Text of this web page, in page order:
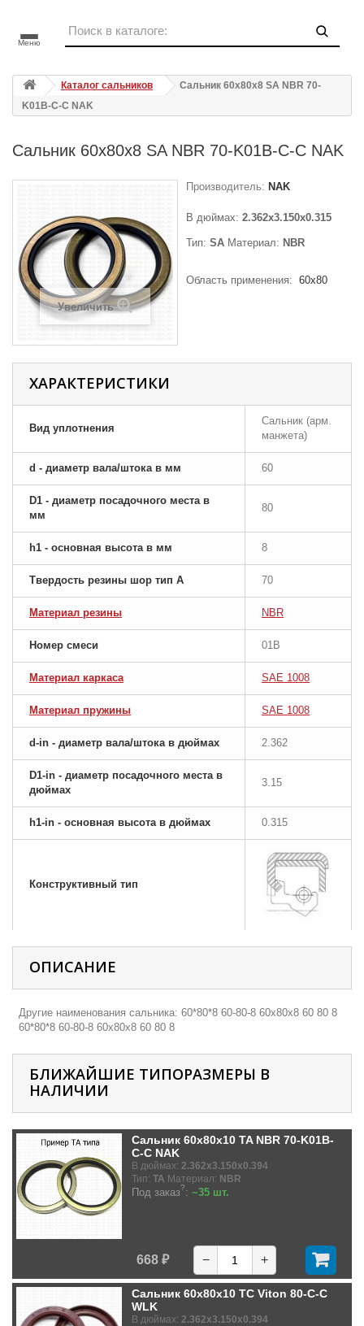
Меню
Каталог сальников
Сальник 60x80x8 SA NBR 70-
K01B-C-C NAK
Сальник 60x80x8 SA NBR 70-K01B-C-C NAK
Увеличить
Производитель: NAK
В дюймах: 2.362x3.150x0.315
Тип: SA Материал: NBR
Область применения: 60x80
ХАРАКТЕРИСТИКИ
Вид уплотнения
Сальник (арм.
манжета)
d - диаметр вала/штока в мм 60
D1 - диаметр посадочного места в
мм
80
h1 - основная высота в мм 8
Твердость резины шор тип A 70
Материал резины NBR
Номер смеси 01B
Материал каркаса SAE 1008
Материал пружины SAE 1008
d-in - диаметр вала/штока в дюймах 2.362
D1-in - диаметр посадочного места в
дюймах
3.15
h1-in - основная высота в дюймах 0.315
Конструктивный тип
ОПИСАНИЕ
Другие наименования сальника: 60*80*8 60-80-8 60х80х8 60 80 8
60*80*8 60-80-8 60х80х8 60 80 8
БЛИЖАЙШИЕ ТИПОРАЗМЕРЫ В
НАЛИЧИИ
Сальник 60x80x10 TA NBR 70-K01B-
C-C NAK
В дюймах: 2.362x3.150x0.394
Тип: TA Материал: NBR
Под заказ?: ~35 шт.
668 ₽ − +
Сальник 60x80x10 TC Viton 80-C-C
WLK
В дюймах: 2.362x3.150x0.394